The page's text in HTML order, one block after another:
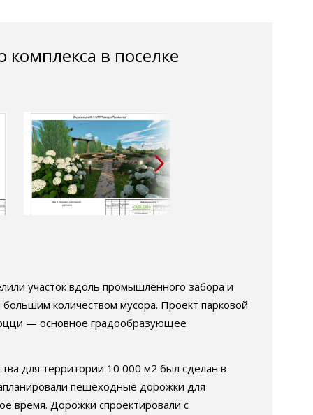
комплекса в поселке
участок вдоль промышленного забора и
количеством мусора. Проект парковой
— основное градообразующее
для территории 10 000 м2 был сделан в
пешеходные дорожки для
время. Дорожки спроектировали с